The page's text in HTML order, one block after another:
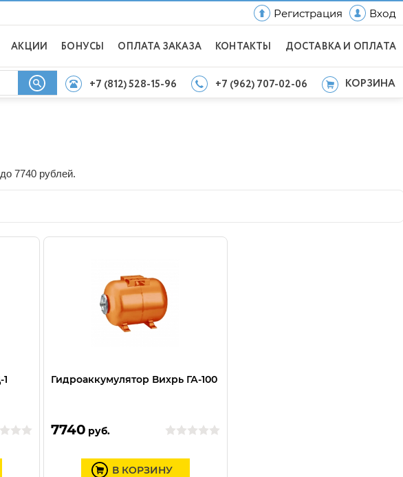
Регистрация Вход
АКЦИИ БОНУСЫ ОПЛАТА ЗАКАЗА КОНТАКТЫ ДОСТАВКА И ОПЛАТА
+7 (812) 528-15-96 +7 (962) 707-02-06 КОРЗИНА
7740 рублей.
Гидроаккумулятор Вихрь ГА-100
7740 руб.
В КОРЗИНУ